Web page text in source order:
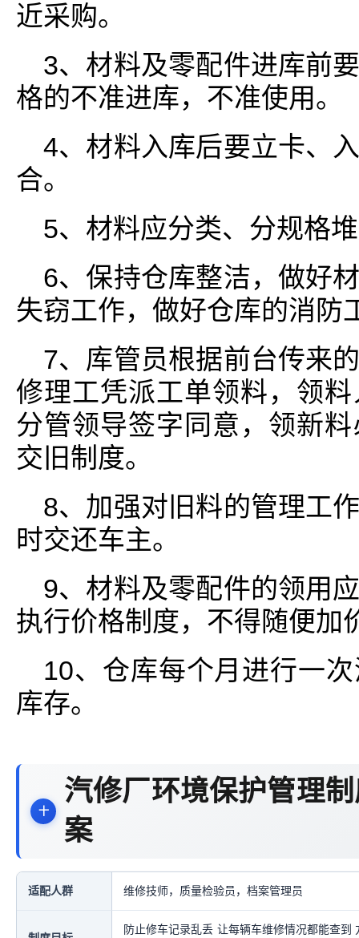
近采购。
3、材料及零配件进库前
格的不准进库，不准使用。
4、材料入库后要立卡、
合。
5、材料应分类、分规格
6、保持仓库整洁，做好
失窃工作，做好仓库的消防
7、库管员根据前台传来
修理工凭派工单领料，领
分管领导签字同意，领新
交旧制度。
8、加强对旧料的管理工
时交还车主。
9、材料及零配件的领用
执行价格制度，不得随便加
10、仓库每个月进行一
库存。
汽修厂环境保护管理
案
适配人群 维修技师，质量检验员，档案管理员
防止修车记录乱丢 让每辆车维修情况都能查